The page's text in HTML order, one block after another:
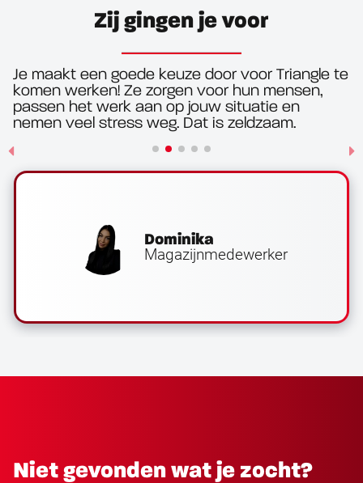
Zij gingen je voor
Je maakt een goede keuze door voor Triangle te
komen werken! Ze zorgen voor hun mensen,
passen het werk aan op jouw situatie en
nemen veel stress weg. Dat is zeldzaam.
Dominika
Magazijnmedewerker
Niet gevonden wat je zocht?